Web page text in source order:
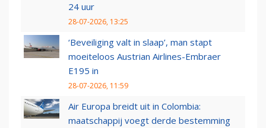
24 uur
28-07-2026, 13:25
‘Beveiliging valt in slaap’, man stapt
moeiteloos Austrian Airlines-Embraer
E195 in
28-07-2026, 11:59
Air Europa breidt uit in Colombia:
maatschappij voegt derde bestemming